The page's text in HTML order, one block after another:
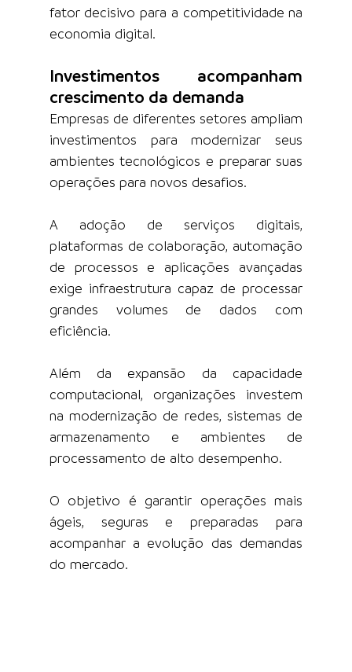
fator decisivo para a competitividade na
economia digital.
Investimentos acompanham
crescimento da demanda
Empresas de diferentes setores ampliam
investimentos para modernizar seus
ambientes tecnológicos e preparar suas
operações para novos desafios.
A adoção de serviços digitais,
plataformas de colaboração, automação
de processos e aplicações avançadas
exige infraestrutura capaz de processar
grandes volumes de dados com
eficiência.
Além da expansão da capacidade
computacional, organizações investem
na modernização de redes, sistemas de
armazenamento e ambientes de
processamento de alto desempenho.
O objetivo é garantir operações mais
ágeis, seguras e preparadas para
acompanhar a evolução das demandas
do mercado.